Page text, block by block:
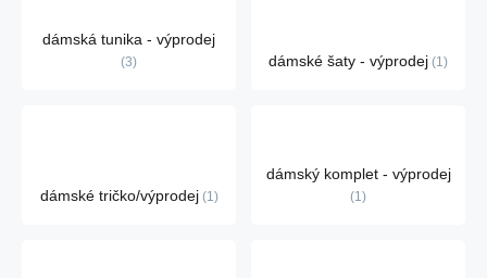
dámská tunika - výprodej
3 dámské šaty - výprodej 1
dámské tričko/výprodej 1
dámský komplet - výprodej
1